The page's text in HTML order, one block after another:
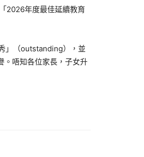
2026年度最佳延續教育
」（outstanding），並
。唔知各位家長，子女升